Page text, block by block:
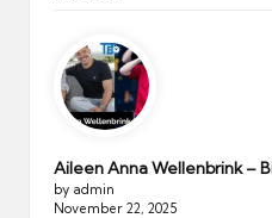
Aileen Anna Wellenbrink –
by admin
November 22, 2025